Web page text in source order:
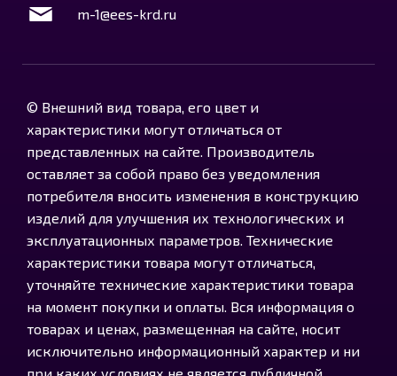
m-1@ees-krd.ru
© Внешний вид товара, его цвет и
характеристики могут отличаться от
представленных на сайте. Производитель
оставляет за собой право без уведомления
потребителя вносить изменения в конструкцию
изделий для улучшения их технологических и
эксплуатационных параметров. Технические
характеристики товара могут отличаться,
уточняйте технические характеристики товара
на момент покупки и оплаты. Вся информация о
товарах и ценах, размещенная на сайте, носит
исключительно информационный характер и ни